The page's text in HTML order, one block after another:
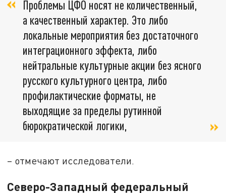
Проблемы ЦФО носят не количественный,
а качественный характер. Это либо
локальные мероприятия без достаточного
интеграционного эффекта, либо
нейтральные культурные акции без ясного
русского культурного центра, либо
профилактические форматы, не
выходящие за пределы рутинной
бюрократической логики,
– отмечают исследователи.
Северо-Западный федеральный